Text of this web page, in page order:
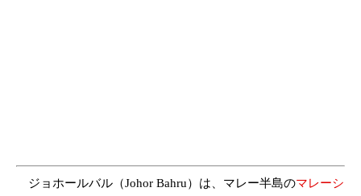
ジョホールバル（Johor Bahru）は、マレー半島のマレーシ